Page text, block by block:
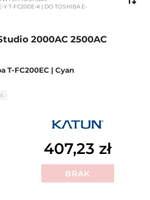
Y T-FC200E-K | DO TOSHIBA E-
2000AC 2500AC
T-FC200EC | Cyan
407,23 zł
BRAK